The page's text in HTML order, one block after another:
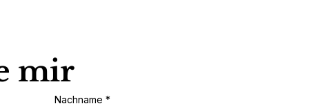
mir
Nachname *